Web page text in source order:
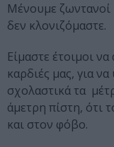
Μένουμε ζωντανοί
δεν κλονιζόμαστε.
Είμαστε έτοιμοι
καρδιές μας, για
σχολαστικά τα
άμετρη πίστη, ότι
και στον φόβο.